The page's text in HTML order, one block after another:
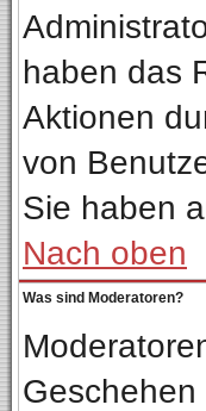
haben das
Aktionen
von
Sie haben
Nach oben
Was sind Moderatoren?